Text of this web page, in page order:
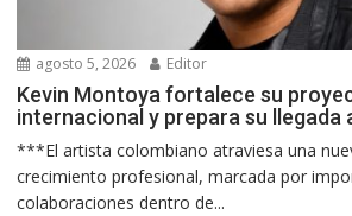
agosto 5, 2026 Editor
Kevin Montoya fortalece su
internacional y prepara su llegada
***El artista colombiano atraviesa una
crecimiento profesional, marcada por
colaboraciones dentro de...